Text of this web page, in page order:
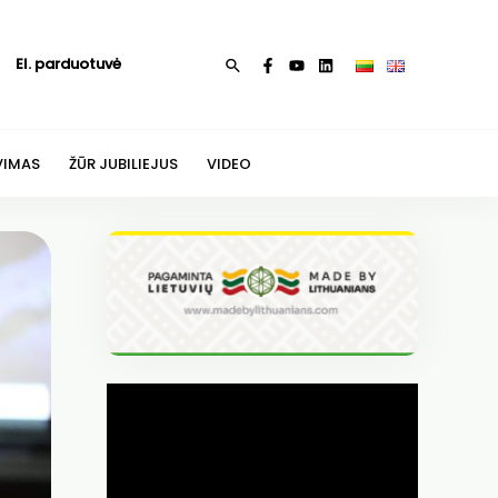
El. parduotuvė Paieška
ŽŪR JUBILIEJUS VIDEO